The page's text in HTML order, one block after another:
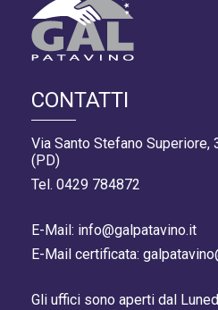
CONTATTI
Via Santo Stefano
(PD)
Tel. 0429 784872
E-Mail: info@galpatavino.it
E-Mail certificata:
Gli uffici sono aperti dal